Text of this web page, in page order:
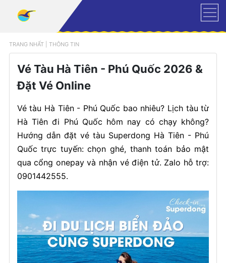
TRANG NHẤT| THÔNG TIN
Vé Tàu Hà Tiên - Phú Quốc 2026 &
Đặt Vé Online
Vé tàu Hà Tiên - Phú Quốc bao nhiêu? Lịch tàu từ
Hà Tiên đi Phú Quốc hôm nay có chạy không?
Hướng dẫn đặt vé tàu Superdong Hà Tiên - Phú
Quốc trực tuyến: chọn ghé, thanh toán bảo mật
qua cổng onepay và nhận vé điện tử. Zalo hỗ trợ:
0901442555.